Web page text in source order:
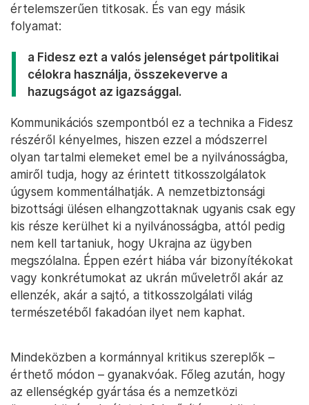
értelemszerűen titkosak. És van egy másik
folyamat:
a Fidesz ezt a valós jelenséget pártpolitikai
célokra használja, összekeverve a
hazugságot az igazsággal.
Kommunikációs szempontból ez a technika a Fidesz
részéről kényelmes, hiszen ezzel a módszerrel
olyan tartalmi elemeket emel be a nyilvánosságba,
amiről tudja, hogy az érintett titkosszolgálatok
úgysem kommentálhatják. A nemzetbiztonsági
bizottsági ülésen elhangzottaknak ugyanis csak egy
kis része kerülhet ki a nyilvánosságba, attól pedig
nem kell tartaniuk, hogy Ukrajna az ügyben
megszólalna. Éppen ezért hiába vár bizonyítékokat
vagy konkrétumokat az ukrán műveletről akár az
ellenzék, akár a sajtó, a titkosszolgálati világ
természetéből fakadóan ilyet nem kaphat.
Mindeközben a kormánnyal kritikus szereplők –
érthető módon – gyanakvóak. Főleg azután, hogy
az ellenségkép gyártása és a nemzetközi